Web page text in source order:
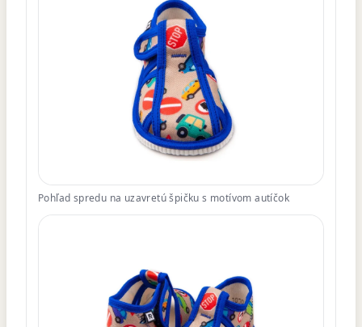
Pohľad spredu na uzavretú špičku s motívom autíčok